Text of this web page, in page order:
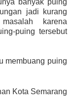
banyak puing
jadi kurang
karena
puing tersebut
membuang puing
Kota Semarang